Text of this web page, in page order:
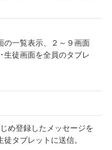
の一覧表示、２～９画面
生徒画面を全員のタブレ
め登録したメッセージを
タブレットに送信。